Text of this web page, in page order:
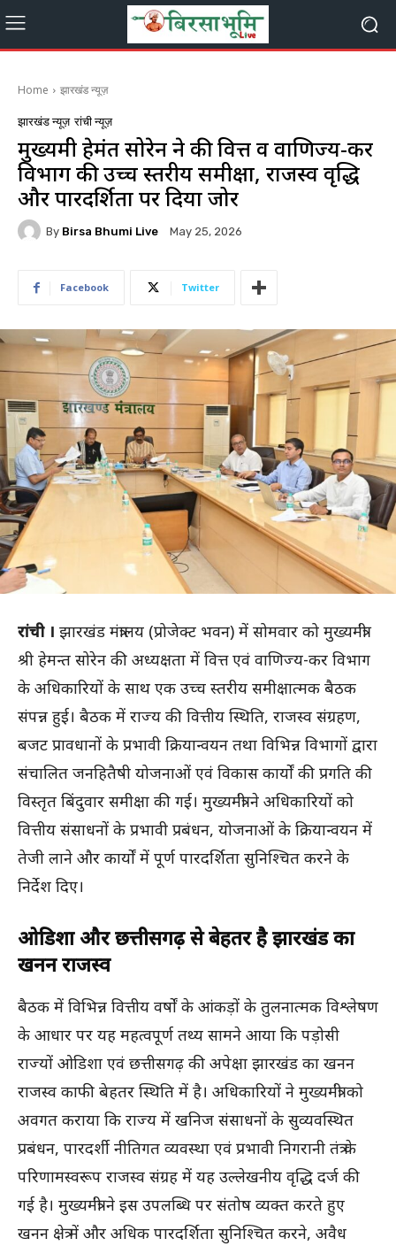
Home झारखंड न्यूज़
झारखंड न्यूज़ रांची न्यूज़
मुख्यमंत्री हेमंत सोरेन ने की वित्त व वाणिज्य-कर
विभाग की उच्च स्तरीय समीक्षा, राजस्व वृद्धि
और पारदर्शिता पर दिया जोर
By Birsa Bhumi Live May 25, 2026
Facebook Twitter
रांची । झारखंड मंत्रालय (प्रोजेक्ट भवन) में सोमवार को मुख्यमंत्री
श्री हेमन्त सोरेन की अध्यक्षता में वित्त एवं वाणिज्य-कर विभाग
के अधिकारियों के साथ एक उच्च स्तरीय समीक्षात्मक बैठक
संपन्न हुई। बैठक में राज्य की वित्तीय स्थिति, राजस्व संग्रहण,
बजट प्रावधानों के प्रभावी क्रियान्वयन तथा विभिन्न विभागों द्वारा
संचालित जनहितैषी योजनाओं एवं विकास कार्यों की प्रगति की
विस्तृत बिंदुवार समीक्षा की गई। मुख्यमंत्री ने अधिकारियों को
वित्तीय संसाधनों के प्रभावी प्रबंधन, योजनाओं के क्रियान्वयन में
तेजी लाने और कार्यों में पूर्ण पारदर्शिता सुनिश्चित करने के
निर्देश दिए।
ओडिशा और छत्तीसगढ़ से बेहतर है झारखंड का
खनन राजस्व
बैठक में विभिन्न वित्तीय वर्षों के आंकड़ों के तुलनात्मक विश्लेषण
के आधार पर यह महत्वपूर्ण तथ्य सामने आया कि पड़ोसी
राज्यों ओडिशा एवं छत्तीसगढ़ की अपेक्षा झारखंड का खनन
राजस्व काफी बेहतर स्थिति में है। अधिकारियों ने मुख्यमंत्री को
अवगत कराया कि राज्य में खनिज संसाधनों के सुव्यवस्थित
प्रबंधन, पारदर्शी नीतिगत व्यवस्था एवं प्रभावी निगरानी तंत्र के
परिणामस्वरूप राजस्व संग्रह में यह उल्लेखनीय वृद्धि दर्ज की
गई है। मुख्यमंत्री ने इस उपलब्धि पर संतोष व्यक्त करते हुए
खनन क्षेत्र में और अधिक पारदर्शिता सुनिश्चित करने, अवैध